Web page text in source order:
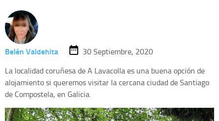
Belén Valdehita
30 Septiembre, 2020
La localidad coruñesa de A Lavacolla es una buena opción de
alojamiento si queremos visitar la cercana ciudad de Santiago
de Compostela, en Galicia.